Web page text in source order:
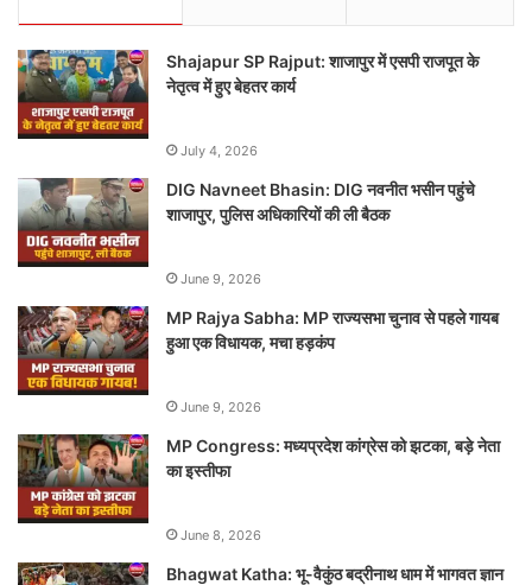
Shajapur SP Rajput: शाजापुर में एसपी राजपूत के
नेतृत्व में हुए बेहतर कार्य
July 4, 2026
DIG Navneet Bhasin: DIG नवनीत भसीन पहुंचे
शाजापुर, पुलिस अधिकारियों की ली बैठक
June 9, 2026
MP Rajya Sabha: MP राज्यसभा चुनाव से पहले गायब
हुआ एक विधायक, मचा हड़कंप
June 9, 2026
MP Congress: मध्यप्रदेश कांग्रेस को झटका, बड़े नेता
का इस्तीफा
June 8, 2026
Bhagwat Katha: भू-वैकुंठ बद्रीनाथ धाम में भागवत ज्ञान